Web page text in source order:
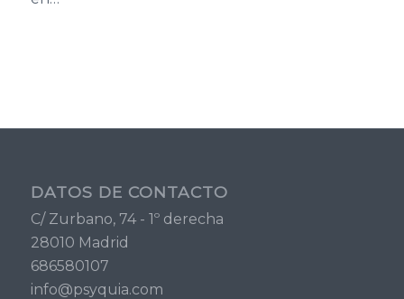
DATOS DE CONTACTO
C/ Zurbano, 74 - 1º derecha
28010 Madrid
686580107
info@psyquia.com